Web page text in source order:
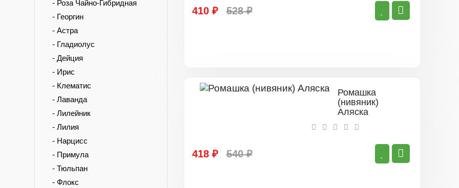
- Роза Чайно-Гибридная
- Георгин
- Астра
- Гладиолус
- Дейция
- Ирис
- Клематис
- Лаванда
- Лилейник
- Лилия
- Нарцисс
- Примула
- Тюльпан
- Флокс
410 ₽ 528 ₽
Ромашка
(нивяник)
Аляска
418 ₽ 540 ₽